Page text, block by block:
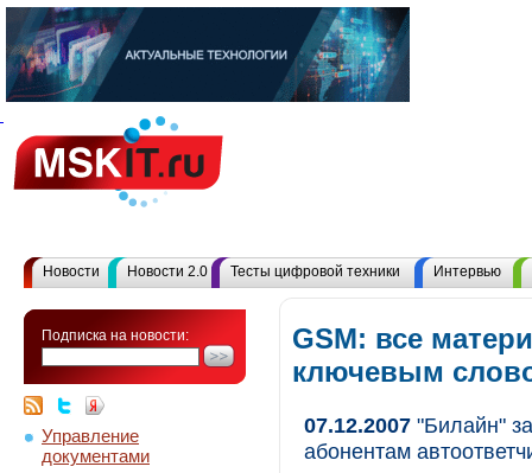
Новости Новости 2.0 Тесты цифровой техники Интервью
Подписка на новости:
Управление
документами
GSM: все
ключевым
07.12.2007 "Билайн"
абонентам